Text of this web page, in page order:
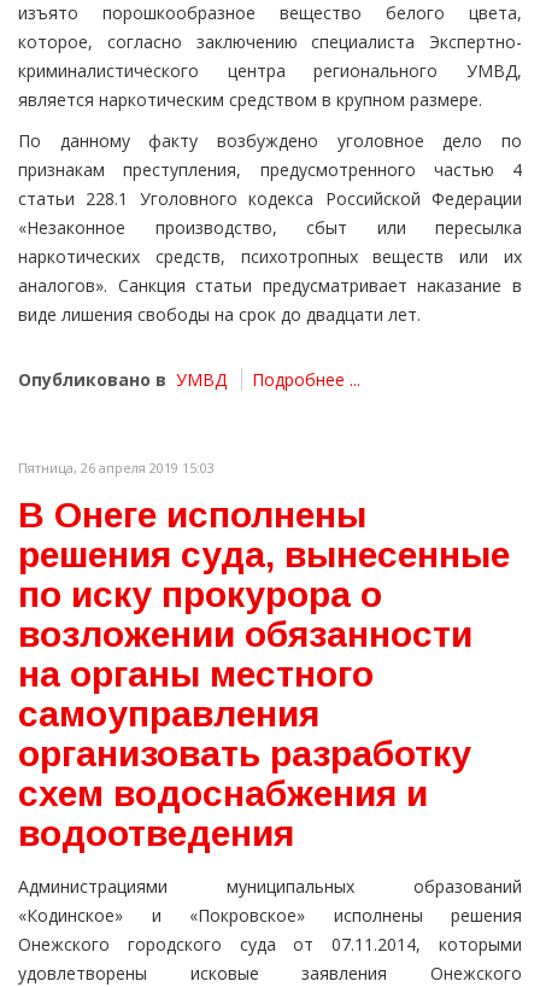
изъято порошкообразное вещество белого цвета,
которое, согласно заключению специалиста Экспертно-
криминалистического центра регионального УМВД,
является наркотическим средством в крупном размере.
По данному факту возбуждено уголовное дело по
признакам преступления, предусмотренного частью 4
статьи 228.1 Уголовного кодекса Российской Федерации
«Незаконное производство, сбыт или пересылка
наркотических средств, психотропных веществ или их
аналогов». Санкция статьи предусматривает наказание в
виде лишения свободы на срок до двадцати лет.
Опубликовано в УМВД Подробнее ...
Пятница, 26 апреля 2019 15:03
В Онеге исполнены
решения суда, вынесенные
по иску прокурора о
возложении обязанности
на органы местного
самоуправления
организовать разработку
схем водоснабжения и
водоотведения
Администрациями муниципальных образований
«Кодинское» и «Покровское» исполнены решения
Онежского городского суда от 07.11.2014, которыми
удовлетворены исковые заявления Онежского